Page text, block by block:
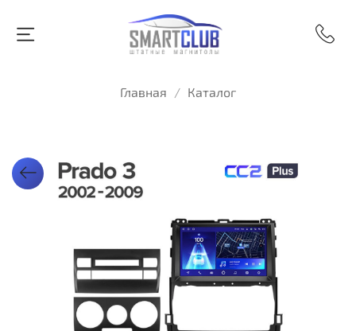
Главная Каталог